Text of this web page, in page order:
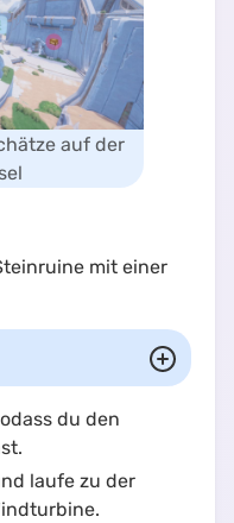
auf der
mit einer
du den
laufe zu der